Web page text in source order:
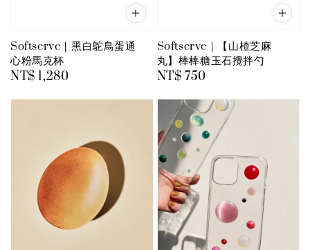
Softserve｜黑白鴕鳥蛋通
心粉馬克杯
Regular
NT$ 1,280
Softserve｜【山楂芝麻
丸】棒棒糖玉石攪拌勺
Regular
NT$ 750